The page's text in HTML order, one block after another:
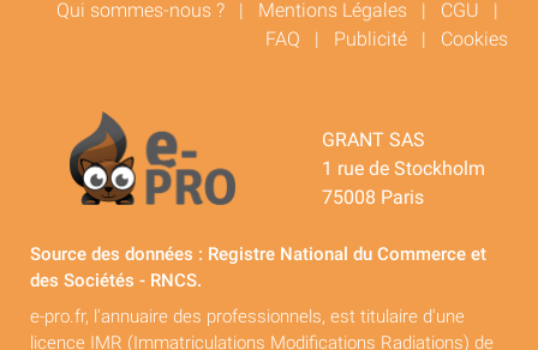
Qui sommes-nous ? | Mentions Légales | CGU |
FAQ | Publicité | Cookies
GRANT SAS
1 rue de Stockholm
75008 Paris
Source des données : Registre National du Commerce et
des Sociétés - RNCS.
e-pro.fr, l'annuaire des professionnels, est titulaire d'une
licence IMR (Immatriculations Modifications Radiations) de